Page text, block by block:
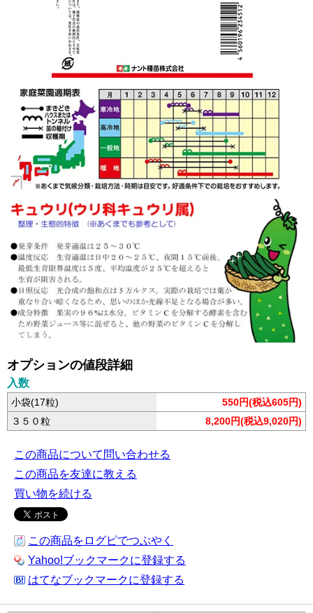
オプションの値段詳細
入数
小袋(17粒)
550円(税込605円)
３５０粒
8,200円(税込9,020円)
この商品について問い合わせる
この商品を友達に教える
買い物を続ける
この商品をログピでつぶやく
Yahoo!ブックマークに登録する
はてなブックマークに登録する